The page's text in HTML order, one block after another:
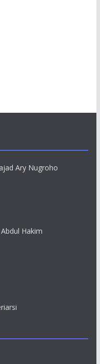
Ary Nugroho
Hakim